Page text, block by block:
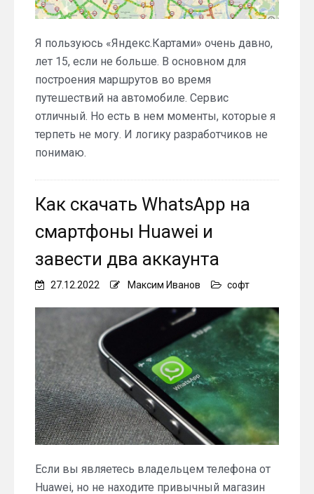
Я пользуюсь «Яндекс.Картами» очень давно,
лет 15, если не больше. В основном для
построения маршрутов во время
путешествий на автомобиле. Сервис
отличный. Но есть в нем моменты, которые я
терпеть не могу. И логику разработчиков не
понимаю.
Как скачать WhatsApp на
смартфоны Huawei и
завести два аккаунта
27.12.2022 Максим Иванов софт
Если вы являетесь владельцем телефона от
Huawei, но не находите привычный магазин